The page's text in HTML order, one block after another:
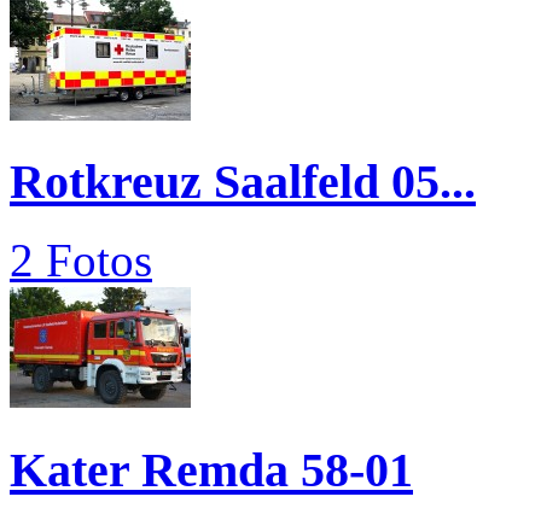
Rotkreuz Saalfeld 05...
2 Fotos
Kater Remda 58-01